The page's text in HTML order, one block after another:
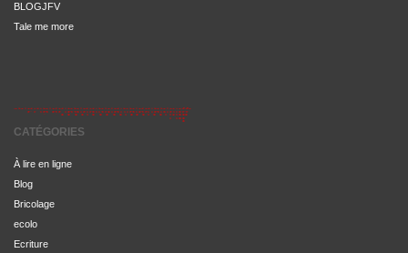
BLOGJFV
Tale me more
CATÉGORIES
À lire en ligne
Blog
Bricolage
ecolo
Ecriture